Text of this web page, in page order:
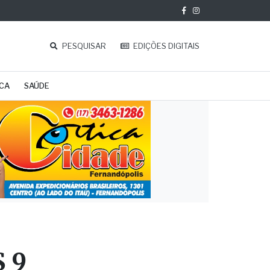
PESQUISAR EDIÇÕES DIGITAIS
SAÚDE